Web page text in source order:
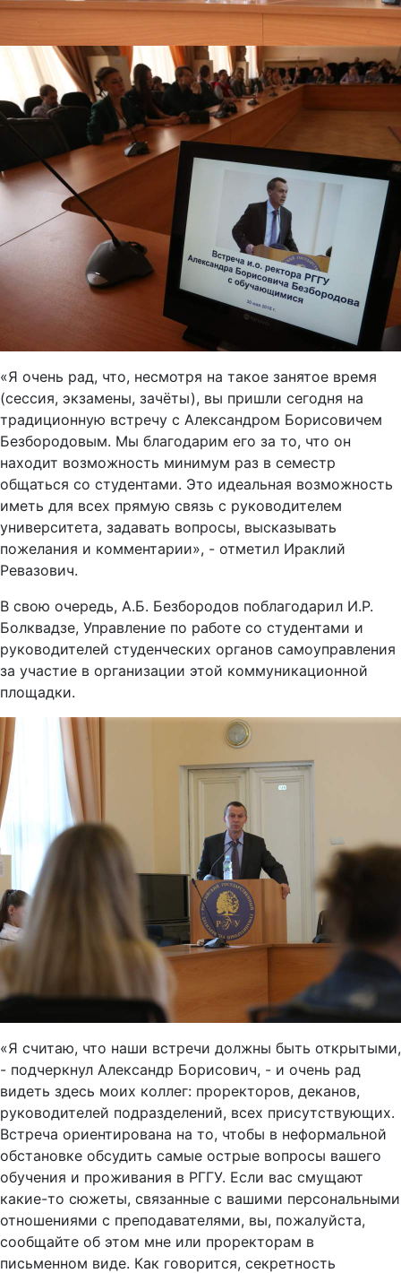
«Я очень рад, что, несмотря на такое занятое время
(сессия, экзамены, зачёты), вы пришли сегодня на
традиционную встречу с Александром Борисовичем
Безбородовым. Мы благодарим его за то, что он
находит возможность минимум раз в семестр
общаться со студентами. Это идеальная возможность
иметь для всех прямую связь с руководителем
университета, задавать вопросы, высказывать
пожелания и комментарии», - отметил Ираклий
Ревазович.
В свою очередь, А.Б. Безбородов поблагодарил И.Р.
Болквадзе, Управление по работе со студентами и
руководителей студенческих органов самоуправления
за участие в организации этой коммуникационной
площадки.
«Я считаю, что наши встречи должны быть открытыми,
- подчеркнул Александр Борисович, - и очень рад
видеть здесь моих коллег: проректоров, деканов,
руководителей подразделений, всех присутствующих.
Встреча ориентирована на то, чтобы в неформальной
обстановке обсудить самые острые вопросы вашего
обучения и проживания в РГГУ. Если вас смущают
какие-то сюжеты, связанные с вашими персональными
отношениями с преподавателями, вы, пожалуйста,
сообщайте об этом мне или проректорам в
письменном виде. Как говорится, секретность